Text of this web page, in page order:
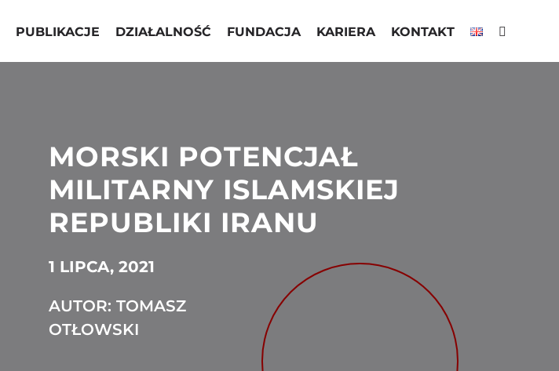
PUBLIKACJE DZIAŁALNOŚĆ FUNDACJA KARIERA KONTAKT
MORSKI POTENCJAŁ
MILITARNY ISLAMSKIEJ
REPUBLIKI IRANU
1 LIPCA, 2021
AUTOR: TOMASZ
OTŁOWSKI